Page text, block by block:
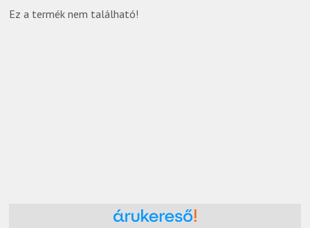
Ez a termék nem található!